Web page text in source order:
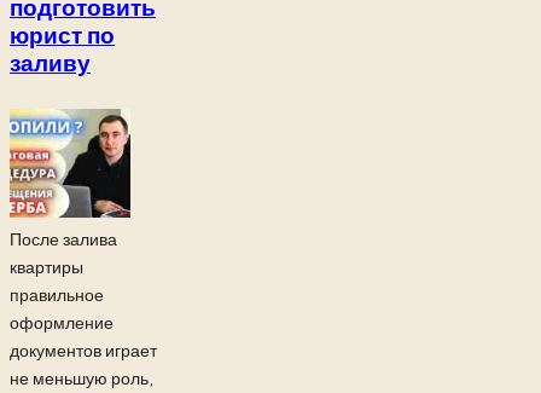
подготовить
юрист по
заливу
После залива
квартиры
правильное
оформление
документов играет
не меньшую роль,